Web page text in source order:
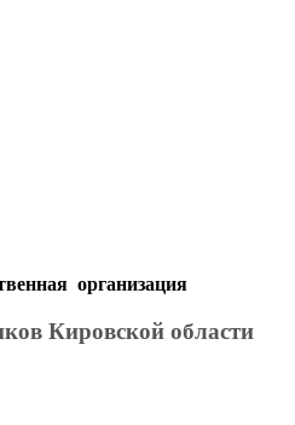
организация
Кировской области